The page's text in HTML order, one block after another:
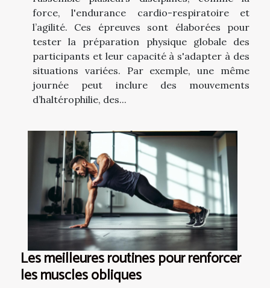
force, l'endurance cardio-respiratoire et
l’agilité. Ces épreuves sont élaborées pour
tester la préparation physique globale des
participants et leur capacité à s'adapter à des
situations variées. Par exemple, une même
journée peut inclure des mouvements
d’haltérophilie, des...
Les meilleures routines pour renforcer
les muscles obliques